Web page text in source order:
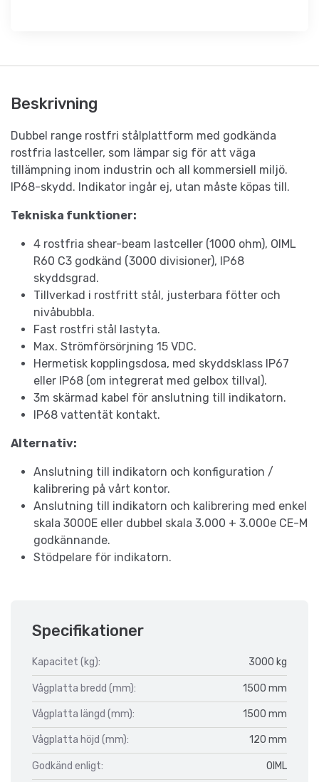
Beskrivning
Dubbel range rostfri stålplattform med godkända
rostfria lastceller, som lämpar sig för att väga
tillämpning inom industrin och all kommersiell miljö.
IP68-skydd. Indikator ingår ej, utan måste köpas till.
Tekniska funktioner:
4 rostfria shear-beam lastceller (1000 ohm), OIML
R60 C3 godkänd (3000 divisioner), IP68
skyddsgrad.
Tillverkad i rostfritt stål, justerbara fötter och
nivåbubbla.
Fast rostfri stål lastyta.
Max. Strömförsörjning 15 VDC.
Hermetisk kopplingsdosa, med skyddsklass IP67
eller IP68 (om integrerat med gelbox tillval).
3m skärmad kabel för anslutning till indikatorn.
IP68 vattentät kontakt.
Alternativ:
Anslutning till indikatorn och konfiguration /
kalibrering på vårt kontor.
Anslutning till indikatorn och kalibrering med enkel
skala 3000E eller dubbel skala 3.000 + 3.000e CE-M
godkännande.
Stödpelare för indikatorn.
Specifikationer
Kapacitet (kg): 3000 kg
Vågplatta bredd (mm): 1500 mm
Vågplatta längd (mm): 1500 mm
Vågplatta höjd (mm): 120 mm
Godkänd enligt: OIML